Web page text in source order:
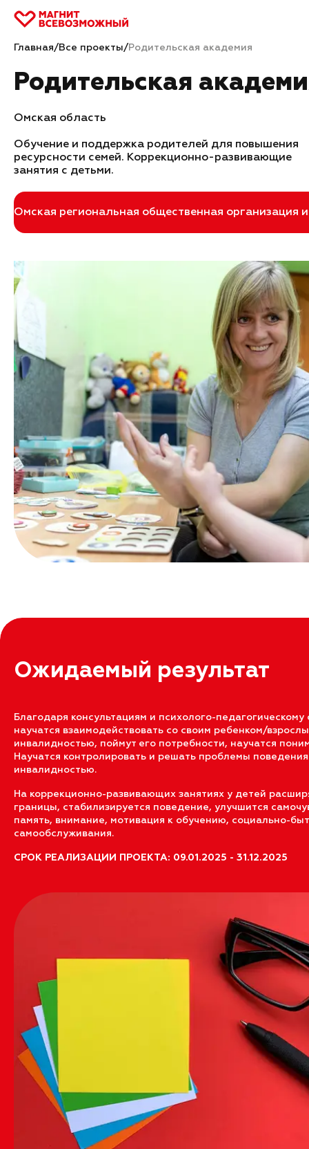
Главная/Все проекты/Родительская академия
Родительская
Омская область
Обучение и поддержка родителей для повышения
ресурсности семей. Коррекционно-развивающие
занятия с детьми.
Омская региональная общественная организация
Ожидаемый результат
Благодаря консультациям и психолого-
научатся взаимодействовать со своим ребенком/
инвалидностью, поймут его потребности, научатся
Научатся контролировать и решать проблемы
инвалидностью.
На коррекционно-развивающих занятиях у детей
границы, стабилизируется поведение, улучшится
память, внимание, мотивация к обучению, социально-
самообслуживания.
СРОК РЕАЛИЗАЦИИ ПРОЕКТА: 09.01.2025 - 31.12.2025